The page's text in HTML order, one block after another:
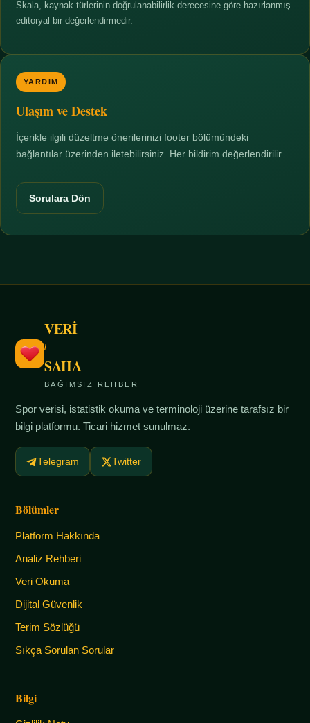
Skala, kaynak türlerinin doğrulanabilirlik derecesine göre hazırlanmış
editoryal bir değerlendirmedir.
YARDIM
Ulaşım ve Destek
İçerikle ilgili düzeltme önerilerinizi footer bölümündeki
bağlantılar üzerinden iletebilirsiniz. Her bildirim değerlendirilir.
Sorulara Dön
VERİ
/
SAHA
BAĞIMSIZ REHBER
Spor verisi, istatistik okuma ve terminoloji üzerine tarafsız bir
bilgi platformu. Ticari hizmet sunulmaz.
Telegram Twitter
Bölümler
Platform Hakkında
Analiz Rehberi
Veri Okuma
Dijital Güvenlik
Terim Sözlüğü
Sıkça Sorulan Sorular
Bilgi